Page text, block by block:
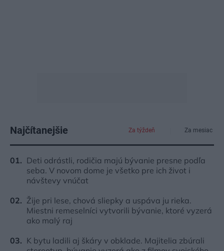
Najčítanejšie Za týždeň Za mesiac
Deti odrástli, rodičia majú bývanie presne podľa
seba. V novom dome je všetko pre ich život i
návštevy vnúčat
Žije pri lese, chová sliepky a uspáva ju rieka.
Miestni remeselníci vytvorili bývanie, ktoré vyzerá
ako malý raj
K bytu ladili aj škáry v obklade. Majitelia zbúrali